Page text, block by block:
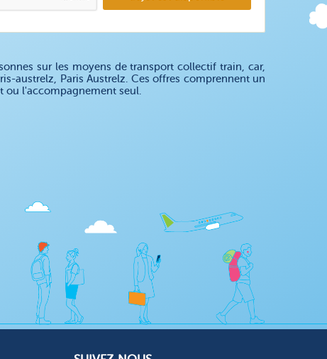
sur les moyens de transport collectif train, car,
austrelz, Paris Austrelz. Ces offres comprennent un
ou l'accompagnement seul.